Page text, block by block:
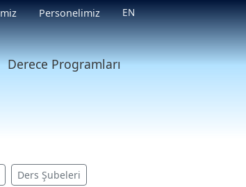
Personelimiz EN
Derece Programları
Ders Şubeleri